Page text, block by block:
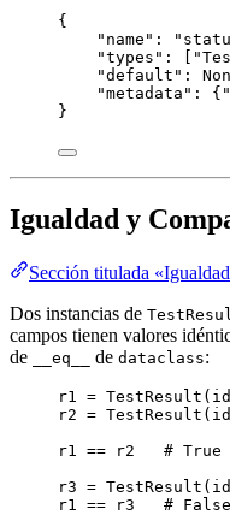
{
" name " : "
"types " : "
"default " :
"metadata " : { "
}
Igualdad y
Sección titulada
Dos instancias de
campos tienen valores
de
__eq__ de dataclass:
r1 = TestResult ( id
r2 = TestResult ( id
r1 == r2 # True
r3 = TestResult ( id
r1 == r3 #